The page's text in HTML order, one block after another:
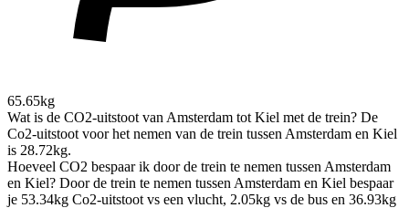
65.65kg
Wat is de CO2-uitstoot van Amsterdam tot Kiel met de trein? De
Co2-uitstoot voor het nemen van de trein tussen Amsterdam en Kiel
is 28.72kg.
Hoeveel CO2 bespaar ik door de trein te nemen tussen Amsterdam
en Kiel? Door de trein te nemen tussen Amsterdam en Kiel bespaar
je 53.34kg Co2-uitstoot vs een vlucht, 2.05kg vs de bus en 36.93kg